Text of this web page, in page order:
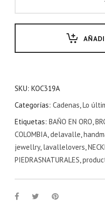
SKU: KOC319A
Categorías: Cadenas,Lo
Etiquetas: BAÑO EN ORO,
COLOMBIA,delavalle,
jewellry, lavallelovers,
PIEDRASNATURALES,